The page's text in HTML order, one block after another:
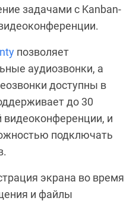
задачами с Kanban-
позволяет
аудиозвонки, а
доступны в
до 30
видеоконференции, и
подключать
экрана во время
и файлы